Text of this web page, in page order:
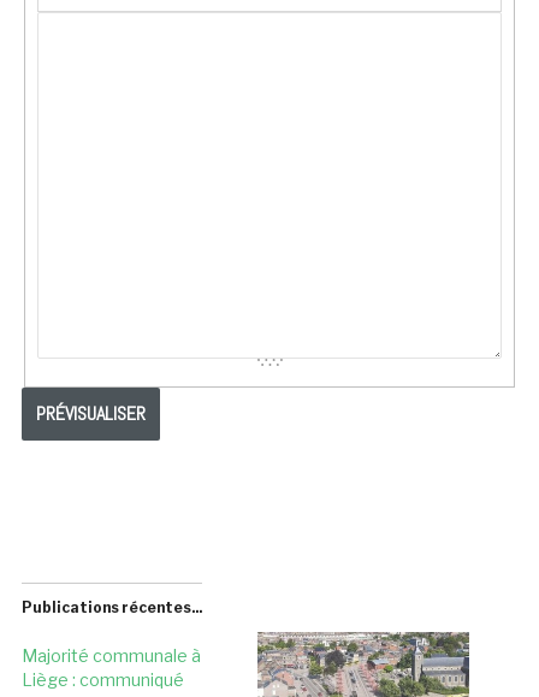
Publications récentes...
Majorité communale à
Liège : communiqué